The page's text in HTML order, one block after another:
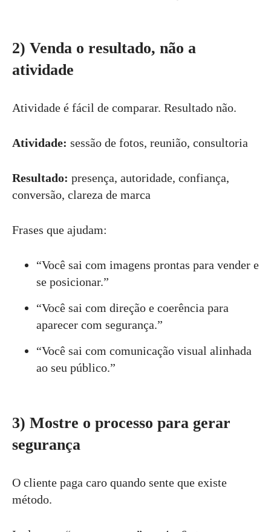
2) Venda o resultado, não a
atividade
Atividade é fácil de comparar. Resultado não.
Atividade: sessão de fotos, reunião, consultoria
Resultado: presença, autoridade, confiança,
conversão, clareza de marca
Frases que ajudam:
“Você sai com imagens prontas para vender e
se posicionar.”
“Você sai com direção e coerência para
aparecer com segurança.”
“Você sai com comunicação visual alinhada
ao seu público.”
3) Mostre o processo para gerar
segurança
O cliente paga caro quando sente que existe
método.